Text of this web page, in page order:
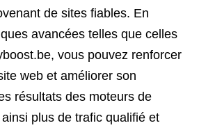
de sites fiables. En
avancées telles que celles
vous pouvez renforcer
web et améliorer son
résultats des moteurs de
plus de trafic qualifié et